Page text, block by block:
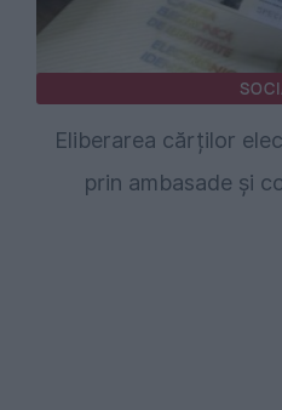
Eliberarea cărților
prin ambasade și